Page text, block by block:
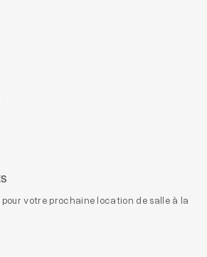
pour votre prochaine location de salle à la